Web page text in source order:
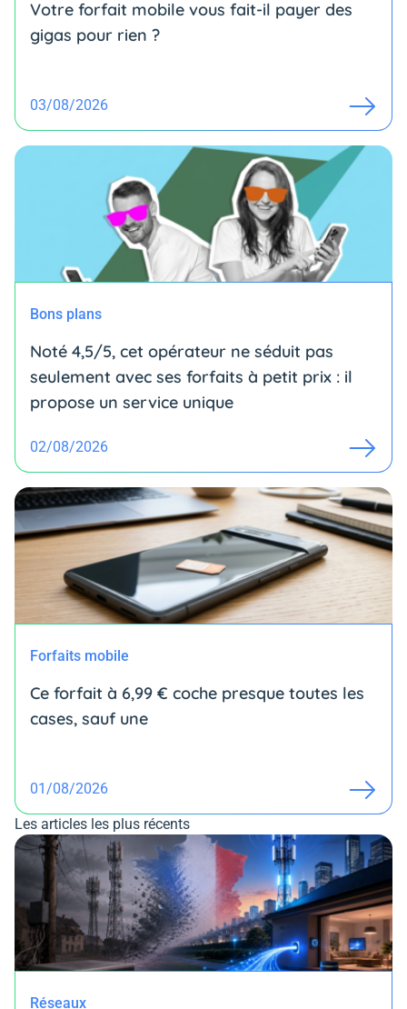
Votre forfait mobile vous fait-il payer des
gigas pour rien ?
03/08/2026
Bons plans
Noté 4,5/5, cet opérateur ne séduit pas
seulement avec ses forfaits à petit prix : il
propose un service unique
02/08/2026
Forfaits mobile
Ce forfait à 6,99 € coche presque toutes les
cases, sauf une
01/08/2026
Les articles les plus récents
Réseaux